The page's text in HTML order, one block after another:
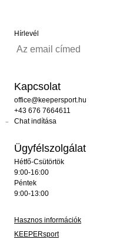
Hírlevél
Kapcsolat
office@keepersport.hu
+43 676 7664611
Chat indítása
Ügyfélszolgálat
Hétfő-Csütörtök
9:00-16:00
Péntek
9:00-13:00
Hasznos információk
KEEPERsport